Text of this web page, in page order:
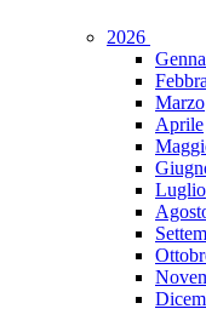
2026
Marzo
Aprile
Luglio